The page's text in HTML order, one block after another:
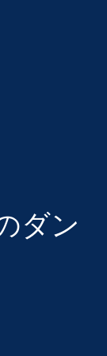
ダン